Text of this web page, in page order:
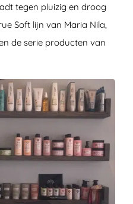
tegen pluizig en droog
Soft lijn van Maria Nila,
de serie producten van